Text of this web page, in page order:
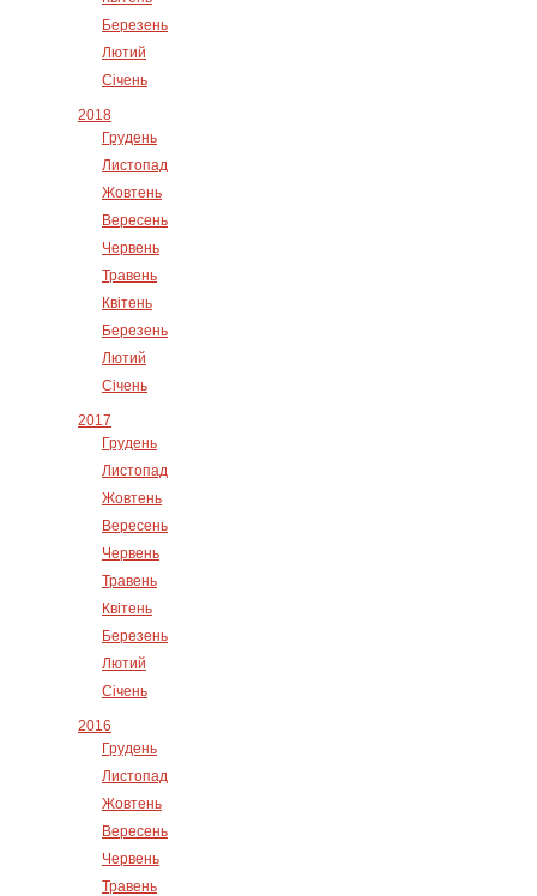
Березень
Лютий
Січень
2018
Грудень
Листопад
Жовтень
Вересень
Червень
Травень
Квітень
Березень
Лютий
Січень
2017
Грудень
Листопад
Жовтень
Вересень
Червень
Травень
Квітень
Березень
Лютий
Січень
2016
Грудень
Листопад
Жовтень
Вересень
Червень
Травень